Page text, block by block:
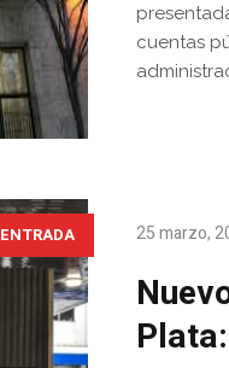
cuentas
ENTRADA 25 marzo,